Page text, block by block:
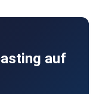
auf